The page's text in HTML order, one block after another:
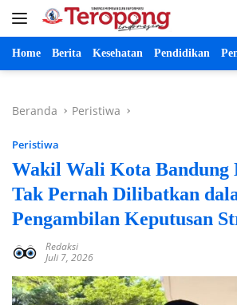
Langsung
Home Berita Kesehatan Pendidikan
Beranda Peristiwa
Peristiwa
Wakil Wali Kota Bandung
Tak Pernah Dilibatkan
Pengambilan Keputusan
Redaksi
Juli 7, 2026